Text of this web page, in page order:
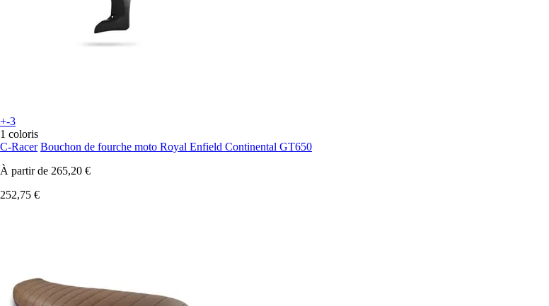
+-3
1 coloris
C-Racer Bouchon de fourche moto Royal Enfield Continental GT650
À partir de 265,20 €
252,75 €